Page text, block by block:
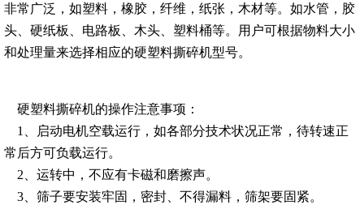
非常广泛，如塑料，橡胶，纤维，纸张，木材等。如水管，胶
头、硬纸板、电路板、木头、塑料桶等。用户可根据物料大小
和处理量来选择相应的硬塑料撕碎机型号。
硬塑料撕碎机的操作注意事项：
1、启动电机空载运行，如各部分技术状况正常，待转速正
常后方可负载运行。
2、运转中，不应有卡磁和磨擦声。
3、筛子要安装牢固，密封、不得漏料，筛架要固紧。